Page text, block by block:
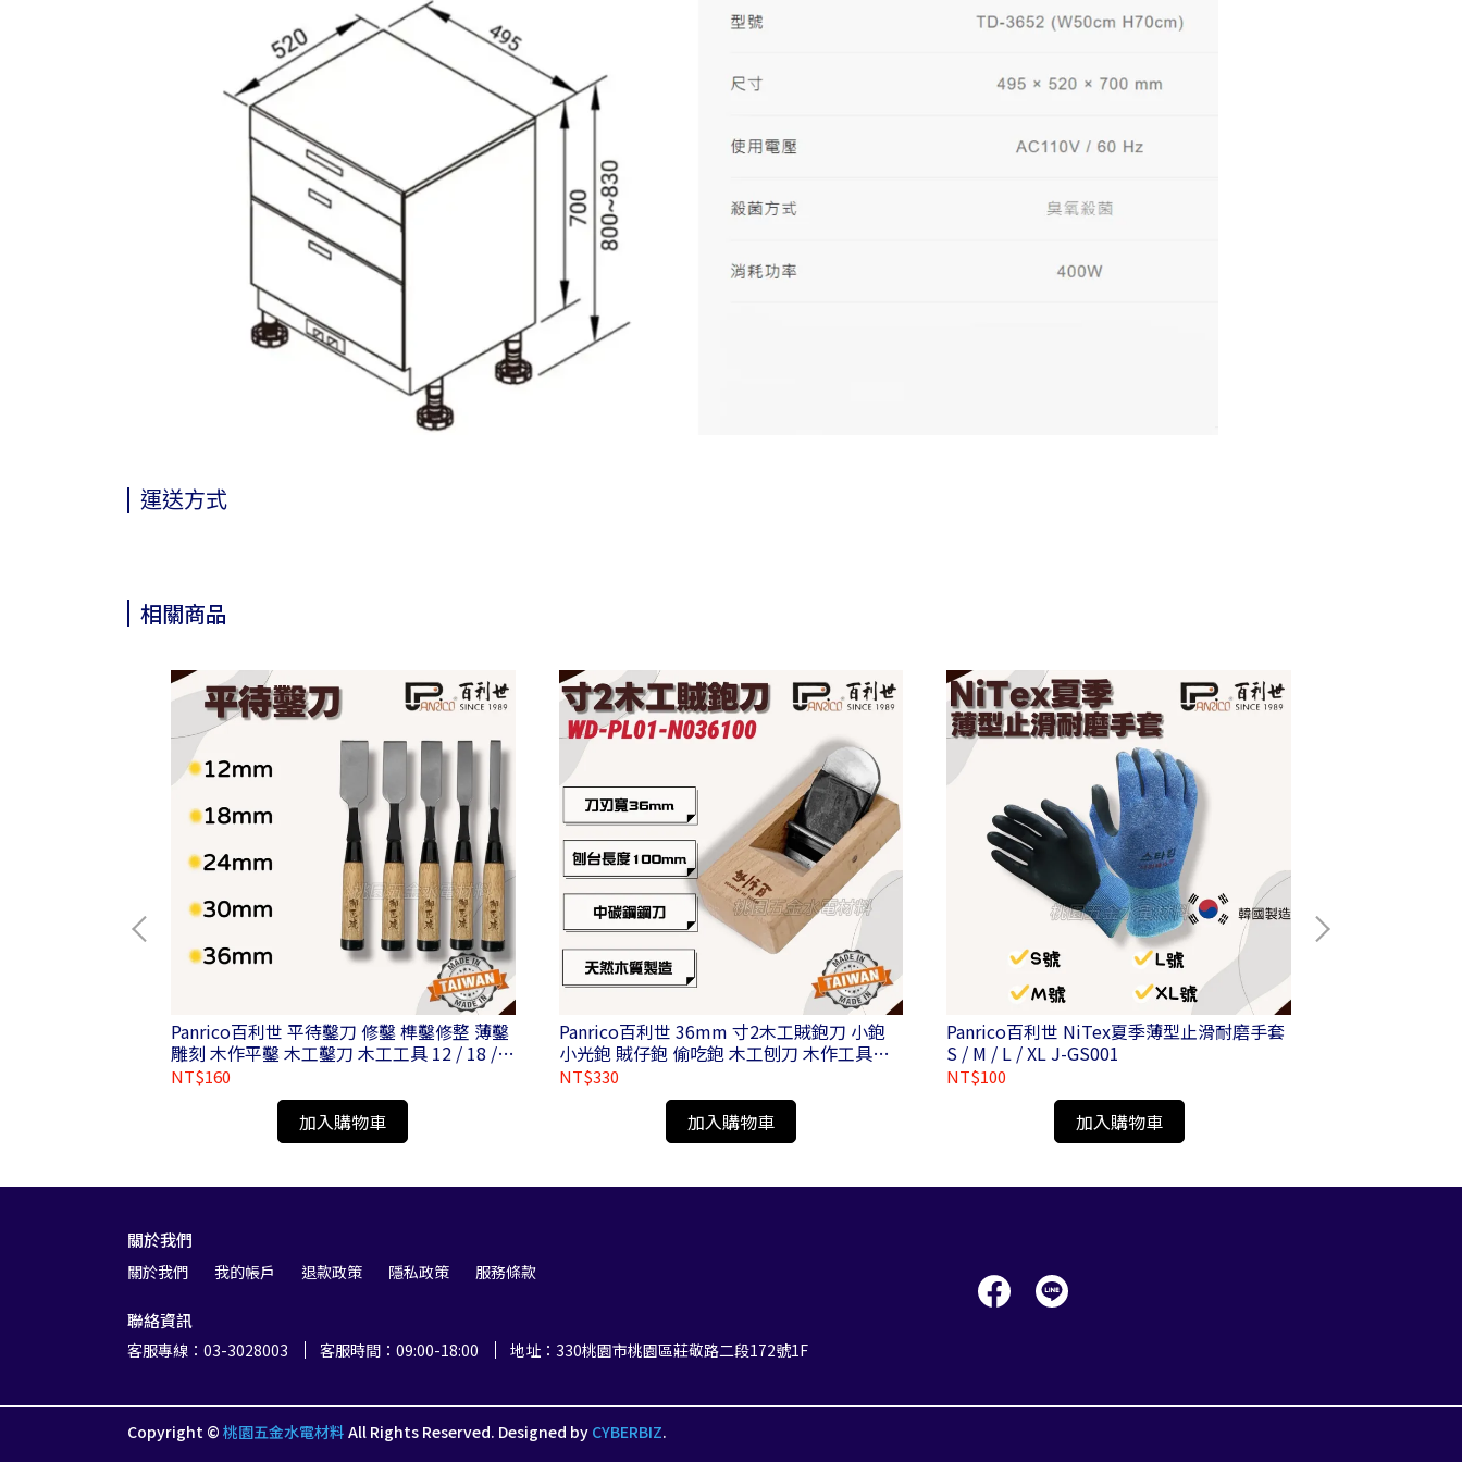
運送方式
相關商品
Panrico百利世 平待鑿刀 修鑿 榫鑿修整 薄鑿
雕刻 木作平鑿 木工鑿刀 木工工具 12 / 18 /
24 / 30 / 36mm
NT$160
加入購物車
Panrico百利世 36mm 寸2木工賊鉋刀 小鉋
小光鉋 賊仔鉋 偷吃鉋 木工刨刀 木作工具
WD-PL01-N036100
NT$330
加入購物車
Panrico百利世 NiTex夏季薄型止滑耐磨手套
S / M / L / XL J-GS001
NT$100
加入購物車
關於我們
關於我們 我的帳戶 退款政策 隱私政策 服務條款
聯絡資訊
客服專線：03-3028003 客服時間：09:00-18:00 地址：330桃園市桃園區莊敬路二段172號1F
Copyright © 桃園五金水電材料 All Rights Reserved. Designed by CYBERBIZ.